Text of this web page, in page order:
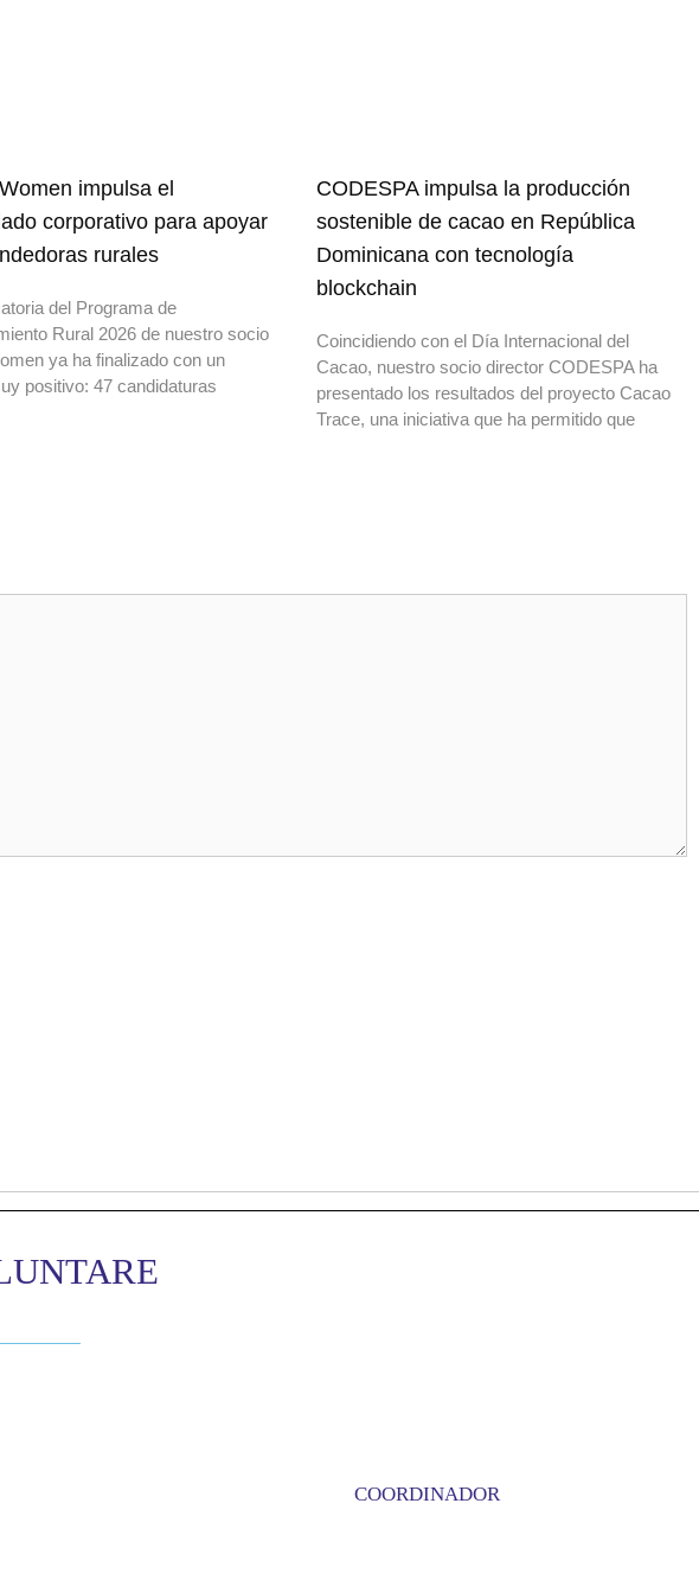
impulsa el
corporativo para apoyar
rurales
del Programa de
Rural 2026 de nuestro socio
ya ha finalizado con un
positivo: 47 candidaturas
CODESPA impulsa la producción
sostenible de cacao en República
Dominicana con tecnología
blockchain
Coincidiendo con el Día Internacional del
Cacao, nuestro socio director CODESPA ha
presentado los resultados del proyecto Cacao
Trace, una iniciativa que ha permitido que
COORDINADOR